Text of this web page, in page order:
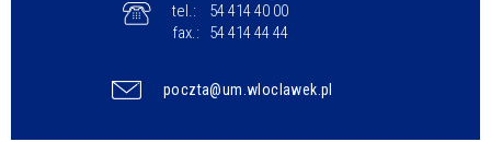
tel.:
54 414 40 00
fax.:
54 414 44 44
poczta@um.wloclawek.pl